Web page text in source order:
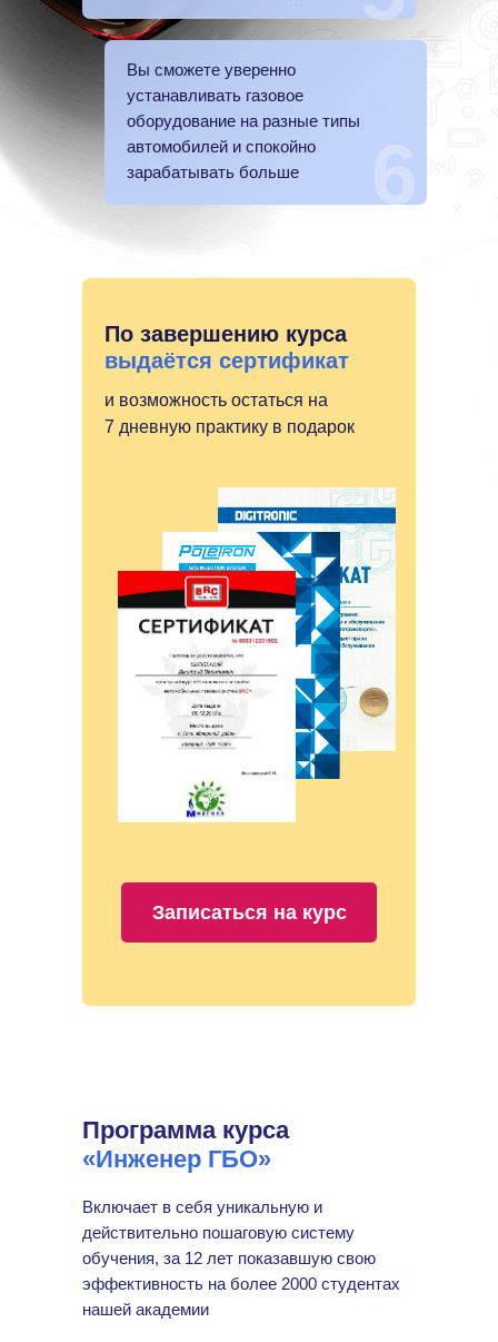
Вы сможете уверенно
устанавливать газовое
оборудование на разные типы
автомобилей и спокойно
зарабатывать больше
По завершению курса
выдаётся сертификат
и возможность остаться на
7 дневную практику в подарок
Записаться на курс
Программа курса
«Инженер ГБО»
Включает в себя уникальную и
действительно пошаговую систему
обучения, за 12 лет показавшую свою
эффективность на более 2000 студентах
нашей академии